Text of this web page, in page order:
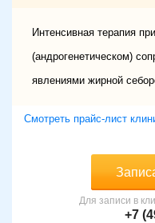
Интенсивная терапия
(андрогенетическом)
явлениями жирной
Смотреть прайс-лист
Для записи в
+7